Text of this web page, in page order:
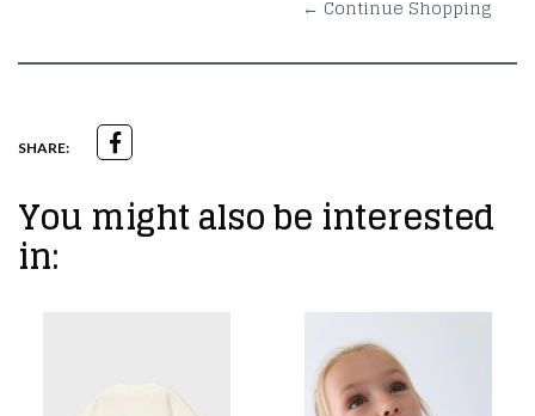
← Continue Shopping
SHARE:
You might also be interested
in: